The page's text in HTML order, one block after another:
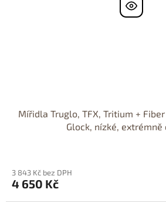
Mířidla Truglo, TFX, Tritium +
Glock, nízké, extrémně
3 843 Kč bez DPH
4 650 Kč